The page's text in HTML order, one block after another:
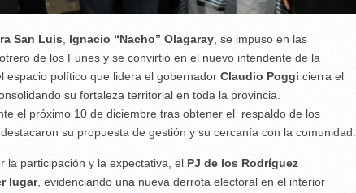
San Luis, Ignacio “Nacho” Olagaray, se impuso en las
de los Funes y se convirtió en el nuevo intendente de la
espacio político que lidera el gobernador Claudio Poggi cierra el
su fortaleza territorial en toda la provincia.
el próximo 10 de diciembre tras obtener el respaldo de los
su propuesta de gestión y su cercanía con la comunidad.
la participación y la expectativa, el PJ de los Rodríguez
lugar, evidenciando una nueva derrota electoral en el interior